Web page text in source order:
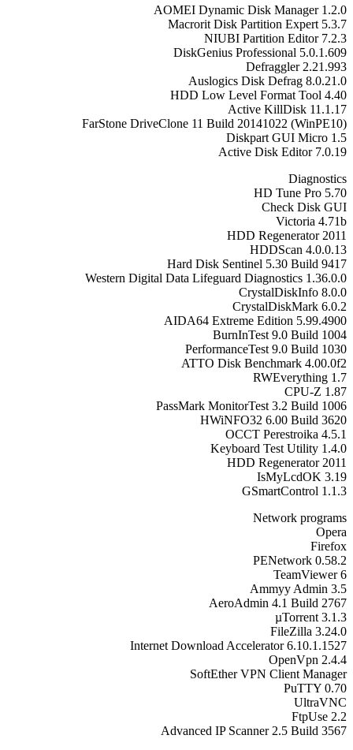
AOMEI Dynamic Disk Manager 1.2.0
Macrorit Disk Partition Expert 5.3.7
NIUBI Partition Editor 7.2.3
DiskGenius Professional 5.0.1.609
Defraggler 2.21.993
Auslogics Disk Defrag 8.0.21.0
HDD Low Level Format Tool 4.40
Active KillDisk 11.1.17
FarStone DriveClone 11 Build 20141022 (WinPE10)
Diskpart GUI Micro 1.5
Active Disk Editor 7.0.19
Diagnostics
HD Tune Pro 5.70
Check Disk GUI
Victoria 4.71b
HDD Regenerator 2011
HDDScan 4.0.0.13
Hard Disk Sentinel 5.30 Build 9417
Western Digital Data Lifeguard Diagnostics 1.36.0.0
CrystalDiskInfo 8.0.0
CrystalDiskMark 6.0.2
AIDA64 Extreme Edition 5.99.4900
BurnInTest 9.0 Build 1004
PerformanceTest 9.0 Build 1030
ATTO Disk Benchmark 4.00.0f2
RWEverything 1.7
CPU-Z 1.87
PassMark MonitorTest 3.2 Build 1006
HWiNFO32 6.00 Build 3620
OCCT Perestroika 4.5.1
Keyboard Test Utility 1.4.0
HDD Regenerator 2011
IsMyLcdOK 3.19
GSmartControl 1.1.3
Network programs
Opera
Firefox
PENetwork 0.58.2
TeamViewer 6
Ammyy Admin 3.5
AeroAdmin 4.1 Build 2767
µTorrent 3.1.3
FileZilla 3.24.0
Internet Download Accelerator 6.10.1.1527
OpenVpn 2.4.4
SoftEther VPN Client Manager
PuTTY 0.70
UltraVNC
FtpUse 2.2
Advanced IP Scanner 2.5 Build 3567